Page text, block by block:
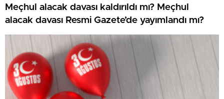
muhakkak oldu mu?
Meçhul alacak davası kaldırıldı mı? Meçhul
alacak davası Resmi Gazete’de yayımlandı mı?